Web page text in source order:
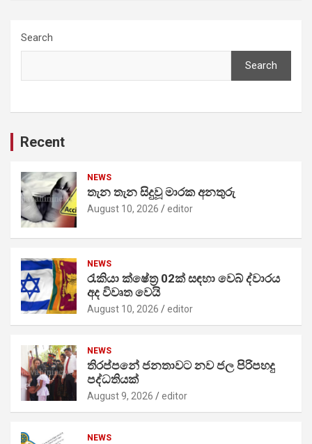
Search
Search
Recent
NEWS
තැන තැන සිදුවූ මාරක අනතුරු
August 10, 2026 editor
NEWS
රැකියා ක්ෂේත්‍ර 02ක් සඳහා වෙබ් ද්වාරය
අද විවෘත වෙයි
August 10, 2026 editor
NEWS
තිරප්පනේ ජනතාවට නව ජල පිරිපහදු
පද්ධතියක්
August 9, 2026 editor
NEWS